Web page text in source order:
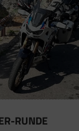
RUNDE